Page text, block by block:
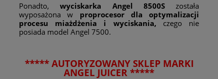
Ponadto,wyciskarka Angel 8500Szostała
wyposażona w proprocesor dla optymalizacji
procesu miażdżenia i wyciskania, czego nie
posiada model Angel 7500.
***** AUTORYZOWANY SKLEP MARKI
ANGEL JUICER *****